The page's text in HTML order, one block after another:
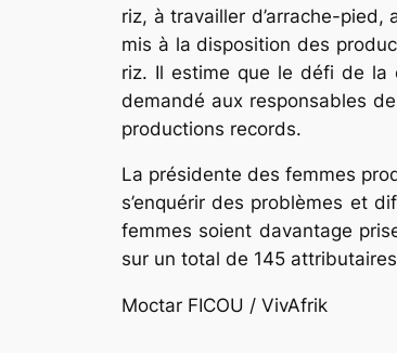
riz, à travailler d’arrache-
mis à la disposition des
riz. Il estime que le défi de la
demandé aux responsables
productions records.
La présidente des femmes
s’enquérir des problèmes et
femmes soient davantage
sur un total de 145
Moctar FICOU / VivAfrik